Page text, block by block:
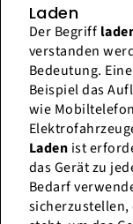
Laden
Der Begriff
verstanden
Bedeutung.
Beispiel das
wie
Laden ist
das Gerät zu
Bedarf
sicherzustellen,